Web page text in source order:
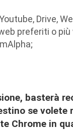
Drive,
preferiti o
basterà
se volete
Chrome in